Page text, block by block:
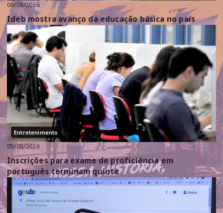
06/08/2026
Ideb mostra avanço da educação básica no país
Entretenimento
05/08/2026
Inscrições para exame de proficiência em
português terminam quinta